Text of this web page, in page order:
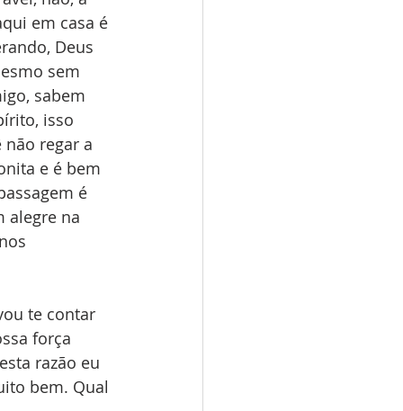
em casa é
Deus
sem
sabem
isso
regar a
e é bem
é
alegre na
te contar
força
razão eu
bem. Qual